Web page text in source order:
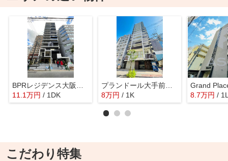
11.1万円 / 1DK
プランドール大手前レジデンス
8万円 / 1K
Grand
8.7万円 /
こだわり特集